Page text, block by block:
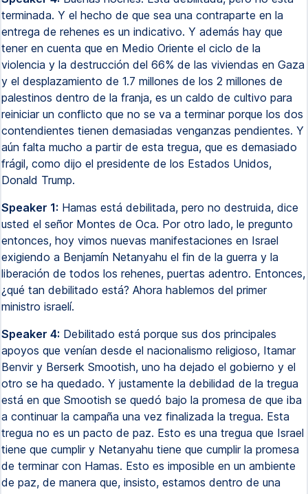
terminada. Y el hecho de que sea una contraparte en la
entrega de rehenes es un indicativo. Y además hay que
tener en cuenta que en Medio Oriente el ciclo de la
violencia y la destrucción del 66% de las viviendas en Gaza
y el desplazamiento de 1.7 millones de los 2 millones de
palestinos dentro de la franja, es un caldo de cultivo para
reiniciar un conflicto que no se va a terminar porque los dos
contendientes tienen demasiadas venganzas pendientes. Y
aún falta mucho a partir de esta tregua, que es demasiado
frágil, como dijo el presidente de los Estados Unidos,
Donald Trump.
Speaker 1: Hamas está debilitada, pero no destruida, dice
usted el señor Montes de Oca. Por otro lado, le pregunto
entonces, hoy vimos nuevas manifestaciones en Israel
exigiendo a Benjamín Netanyahu el fin de la guerra y la
liberación de todos los rehenes, puertas adentro. Entonces,
¿qué tan debilitado está? Ahora hablemos del primer
ministro israelí.
Speaker 4: Debilitado está porque sus dos principales
apoyos que venían desde el nacionalismo religioso, Itamar
Benvir y Berserk Smootish, uno ha dejado el gobierno y el
otro se ha quedado. Y justamente la debilidad de la tregua
está en que Smootish se quedó bajo la promesa de que iba
a continuar la campaña una vez finalizada la tregua. Esta
tregua no es un pacto de paz. Esto es una tregua que Israel
tiene que cumplir y Netanyahu tiene que cumplir la promesa
de terminar con Hamas. Esto es imposible en un ambiente
de paz, de manera que, insisto, estamos dentro de una